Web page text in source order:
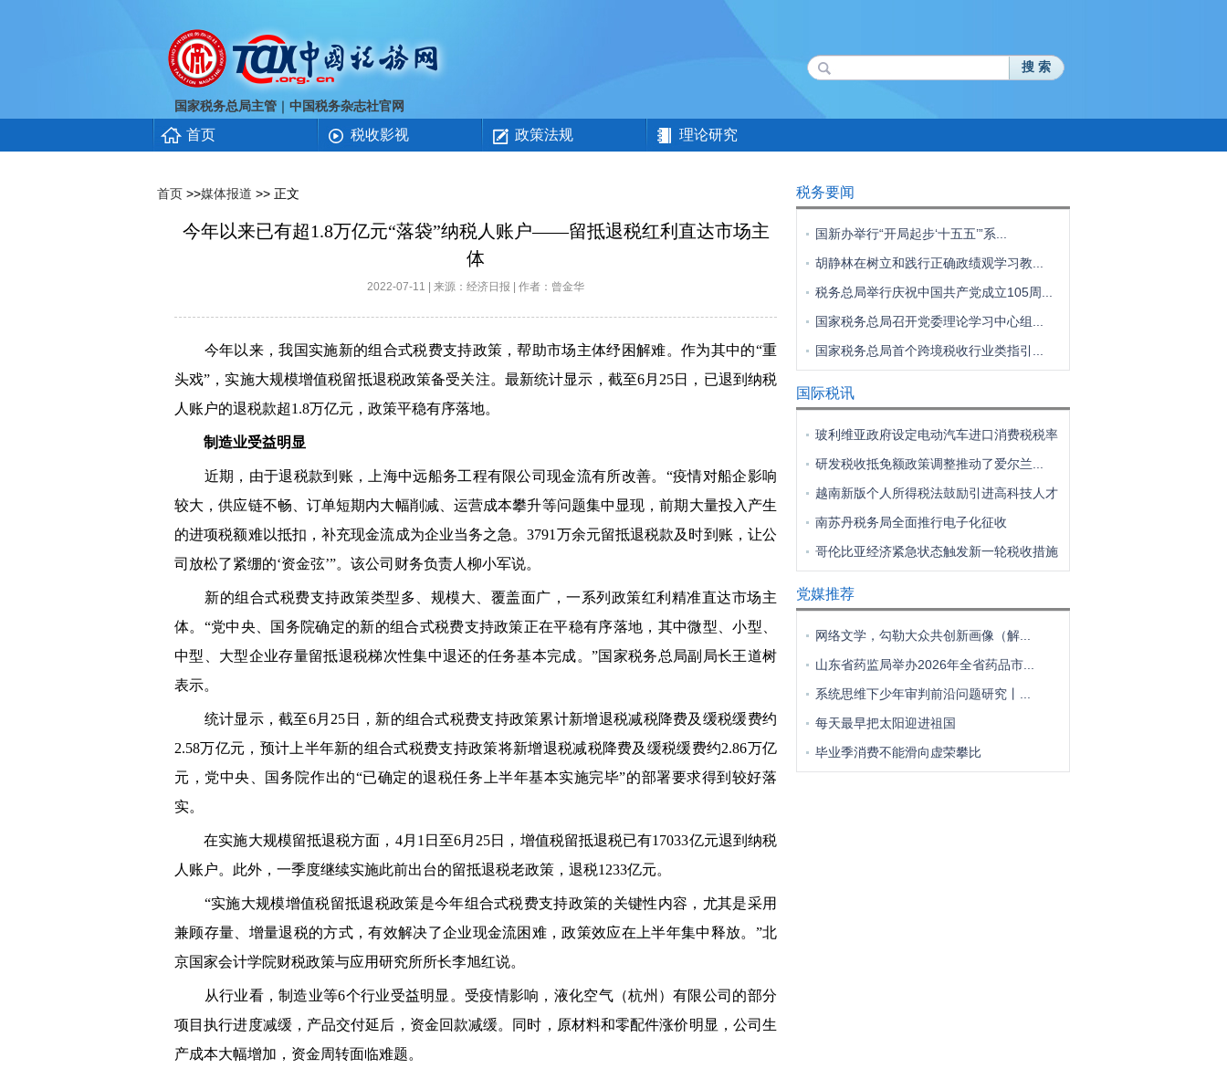
国家税务总局主管 ｜ 中国税务杂志社官网
搜 索
首页 税收影视 政策法规 理论研究
首页 >>媒体报道 >> 正文
今年以来已有超1.8万亿元“落袋”纳税人账户——留抵退税红利直达市场主
体
2022-07-11 | 来源：经济日报 | 作者：曾金华
今年以来，我国实施新的组合式税费支持政策，帮助市场主体纾困解难。作为其中的“重
头戏”，实施大规模增值税留抵退税政策备受关注。最新统计显示，截至6月25日，已退到纳税
人账户的退税款超1.8万亿元，政策平稳有序落地。
制造业受益明显
近期，由于退税款到账，上海中远船务工程有限公司现金流有所改善。“疫情对船企影响
较大，供应链不畅、订单短期内大幅削减、运营成本攀升等问题集中显现，前期大量投入产生
的进项税额难以抵扣，补充现金流成为企业当务之急。3791万余元留抵退税款及时到账，让公
司放松了紧绷的‘资金弦’”。该公司财务负责人柳小军说。
新的组合式税费支持政策类型多、规模大、覆盖面广，一系列政策红利精准直达市场主
体。“党中央、国务院确定的新的组合式税费支持政策正在平稳有序落地，其中微型、小型、
中型、大型企业存量留抵退税梯次性集中退还的任务基本完成。”国家税务总局副局长王道树
表示。
统计显示，截至6月25日，新的组合式税费支持政策累计新增退税减税降费及缓税缓费约
2.58万亿元，预计上半年新的组合式税费支持政策将新增退税减税降费及缓税缓费约2.86万亿
元，党中央、国务院作出的“已确定的退税任务上半年基本实施完毕”的部署要求得到较好落
实。
在实施大规模留抵退税方面，4月1日至6月25日，增值税留抵退税已有17033亿元退到纳税
人账户。此外，一季度继续实施此前出台的留抵退税老政策，退税1233亿元。
“实施大规模增值税留抵退税政策是今年组合式税费支持政策的关键性内容，尤其是采用
兼顾存量、增量退税的方式，有效解决了企业现金流困难，政策效应在上半年集中释放。”北
京国家会计学院财税政策与应用研究所所长李旭红说。
从行业看，制造业等6个行业受益明显。受疫情影响，液化空气（杭州）有限公司的部分
项目执行进度减缓，产品交付延后，资金回款减缓。同时，原材料和零配件涨价明显，公司生
产成本大幅增加，资金周转面临难题。
税务要闻
国新办举行“开局起步‘十五五’”系...
胡静林在树立和践行正确政绩观学习教...
税务总局举行庆祝中国共产党成立105周...
国家税务总局召开党委理论学习中心组...
国家税务总局首个跨境税收行业类指引...
国际税讯
玻利维亚政府设定电动汽车进口消费税税率
研发税收抵免额政策调整推动了爱尔兰...
越南新版个人所得税法鼓励引进高科技人才
南苏丹税务局全面推行电子化征收
哥伦比亚经济紧急状态触发新一轮税收措施
党媒推荐
网络文学，勾勒大众共创新画像（解...
山东省药监局举办2026年全省药品市...
系统思维下少年审判前沿问题研究丨...
每天最早把太阳迎进祖国
毕业季消费不能滑向虚荣攀比